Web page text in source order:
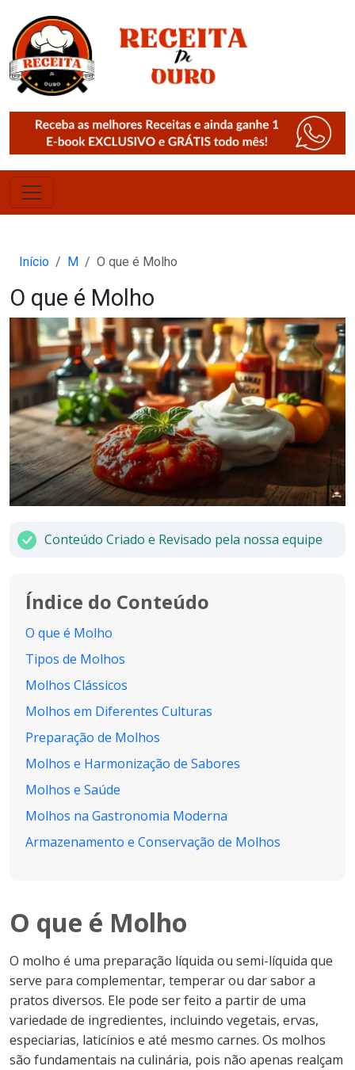
Início M O que é Molho
O que é Molho
Conteúdo Criado e Revisado pela nossa equipe
Índice do Conteúdo
O que é Molho
Tipos de Molhos
Molhos Clássicos
Molhos em Diferentes Culturas
Preparação de Molhos
Molhos e Harmonização de Sabores
Molhos e Saúde
Molhos na Gastronomia Moderna
Armazenamento e Conservação de Molhos
O que é Molho
O molho é uma preparação líquida ou semi-líquida que
serve para complementar, temperar ou dar sabor a
pratos diversos. Ele pode ser feito a partir de uma
variedade de ingredientes, incluindo vegetais, ervas,
especiarias, laticínios e até mesmo carnes. Os molhos
são fundamentais na culinária, pois não apenas realçam